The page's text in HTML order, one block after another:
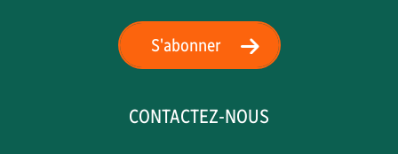
S'abonner
CONTACTEZ-NOUS